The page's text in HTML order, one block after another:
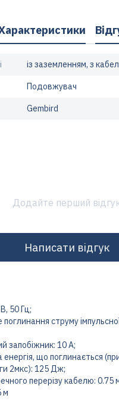
із заземленням, з
Подовжувач
Gembird
Додайте перший
Написати відгук
50 Гц;
струму
запобіжник: 10 А;
що поглинається
2мкс): 125 Дж;
перерізу кабелю: 0.75
м